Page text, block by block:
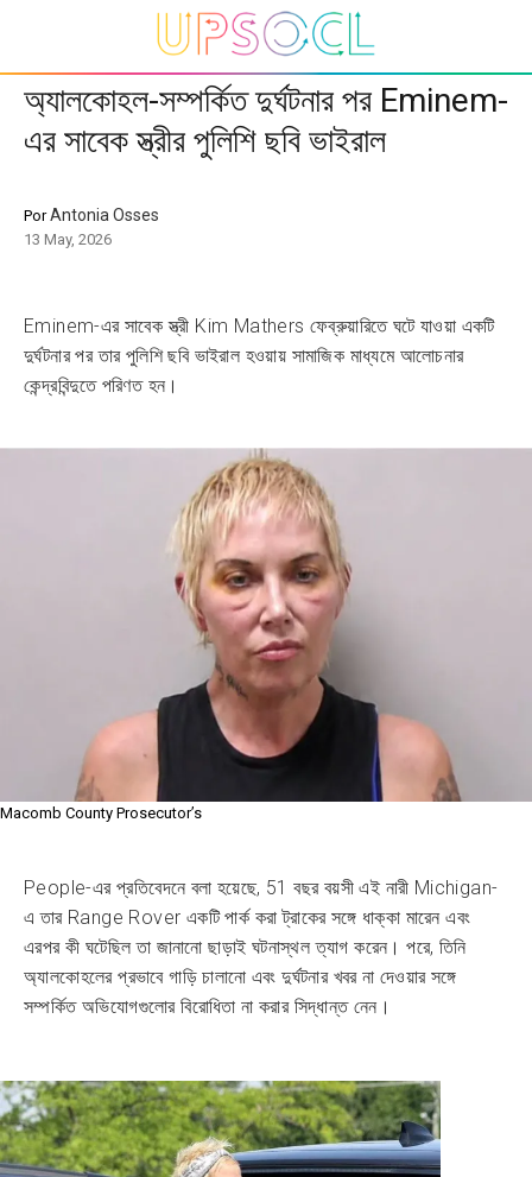
অ্যালকোহল-সম্পর্কিত দুর্ঘটনার পর Eminem-
এর সাবেক স্ত্রীর পুলিশি ছবি ভাইরাল
PorAntonia Osses
13 May, 2026
Eminem-এর সাবেক স্ত্রী Kim Mathers ফেব্রুয়ারিতে ঘটে যাওয়া একটি
দুর্ঘটনার পর তার পুলিশি ছবি ভাইরাল হওয়ায় সামাজিক মাধ্যমে আলোচনার
কেন্দ্রবিন্দুতে পরিণত হন।
Macomb County Prosecutor’s
People-এর প্রতিবেদনে বলা হয়েছে, 51 বছর বয়সী এই নারী Michigan-
এ তার Range Rover একটি পার্ক করা ট্রাকের সঙ্গে ধাক্কা মারেন এবং
এরপর কী ঘটেছিল তা জানানো ছাড়াই ঘটনাস্থল ত্যাগ করেন। পরে, তিনি
অ্যালকোহলের প্রভাবে গাড়ি চালানো এবং দুর্ঘটনার খবর না দেওয়ার সঙ্গে
সম্পর্কিত অভিযোগগুলোর বিরোধিতা না করার সিদ্ধান্ত নেন।